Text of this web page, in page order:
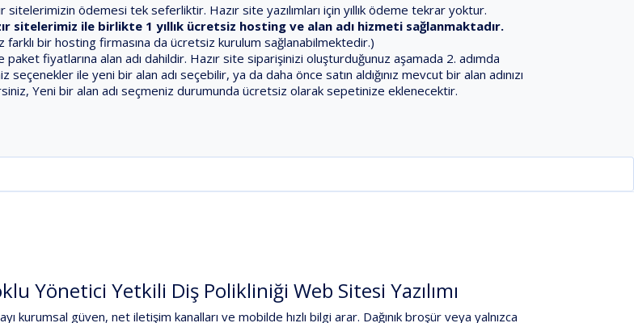
sitelerimizin ödemesi tek seferliktir. Hazır site yazılımları için yıllık ödeme tekrar yoktur.
sitelerimiz ile birlikte 1 yıllık ücretsiz hosting ve alan adı hizmeti sağlanmaktadır.
farklı bir hosting firmasına da ücretsiz kurulum sağlanabilmektedir.)
paket fiyatlarına alan adı dahildir. Hazır site siparişinizi oluşturduğunuz aşamada 2. adımda
seçenekler ile yeni bir alan adı seçebilir, ya da daha önce satın aldığınız mevcut bir alan adınızı
Yeni bir alan adı seçmeniz durumunda ücretsiz olarak sepetinize eklenecektir.
Yönetici Yetkili Diş Polikliniği Web Sitesi Yazılımı
kurumsal güven,net iletişim kanalları vemobilde hızlı bilgi arar. Dağınık broşür veya yalnızca